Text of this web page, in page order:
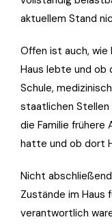
aktuellem Stand
Offen ist auch, wie
Haus lebte und ob
Schule,
staatlichen Stellen
die Familie frühere
hatte und ob dort
Nicht
Zustände im Haus
verantwortlich